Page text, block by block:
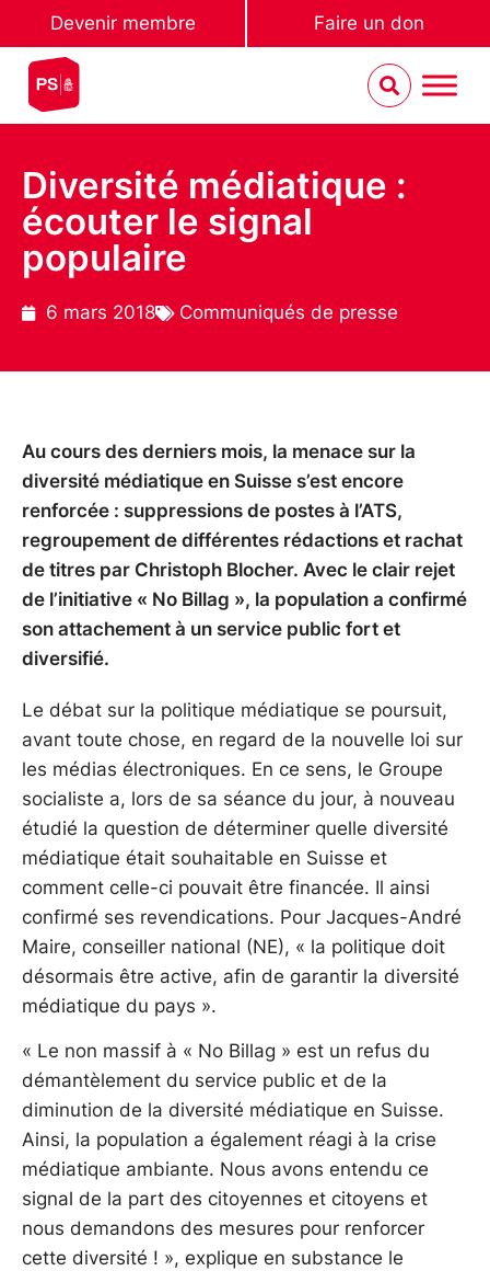
Devenir membre Faire un don
Diversité médiatique :
écouter le signal
populaire
6 mars 2018 Communiqués de presse
Au cours des derniers mois, la menace sur la
diversité médiatique en Suisse s’est encore
renforcée : suppressions de postes à l’ATS,
regroupement de différentes rédactions et rachat
de titres par Christoph Blocher. Avec le clair rejet
de l’initiative « No Billag », la population a confirmé
son attachement à un service public fort et
diversifié.
Le débat sur la politique médiatique se poursuit,
avant toute chose, en regard de la nouvelle loi sur
les médias électroniques. En ce sens, le Groupe
socialiste a, lors de sa séance du jour, à nouveau
étudié la question de déterminer quelle diversité
médiatique était souhaitable en Suisse et
comment celle-ci pouvait être financée. Il ainsi
confirmé ses revendications. Pour Jacques-André
Maire, conseiller national (NE), « la politique doit
désormais être active, afin de garantir la diversité
médiatique du pays ».
« Le non massif à « No Billag » est un refus du
démantèlement du service public et de la
diminution de la diversité médiatique en Suisse.
Ainsi, la population a également réagi à la crise
médiatique ambiante. Nous avons entendu ce
signal de la part des citoyennes et citoyens et
nous demandons des mesures pour renforcer
cette diversité ! », explique en substance le